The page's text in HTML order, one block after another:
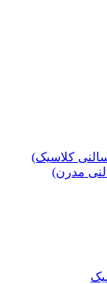
کلاسیک)
مدرن)